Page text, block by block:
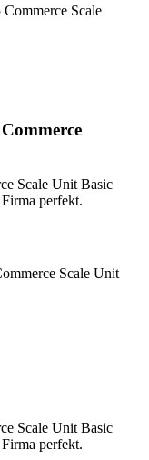
Scale
Scale Unit Basic
perfekt.
Scale Unit
Scale Unit Basic
perfekt.